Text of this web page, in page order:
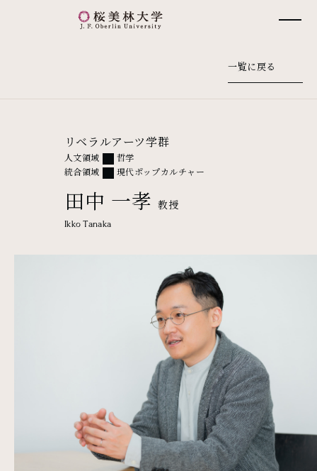
桜美林大学 トップページ
一覧に戻る
リベラルアーツ学群
人文領域
哲学
統合領域
現代ポップカルチャー
田中 一孝教授
Ikko Tanaka